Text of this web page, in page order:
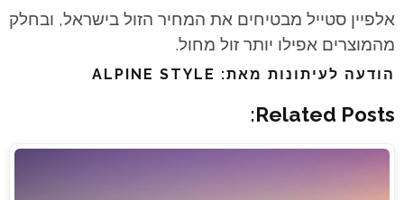
אלפיין סטייל מבטיחים את המחיר הזול בישראל, ובחלק
מהמוצרים אפילו יותר זול מחול.
הודעה לעיתונות מאת: ALPINE STYLE
Related Posts: